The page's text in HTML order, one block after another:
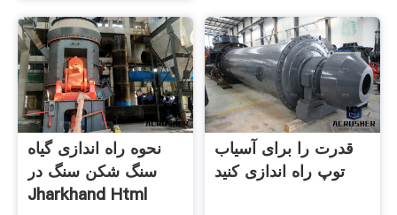
نحوه راه اندازی گیاه
سنگ شکن سنگ در
Jharkhand Html
قدرت را برای آسیاب
توپ راه اندازی کنید